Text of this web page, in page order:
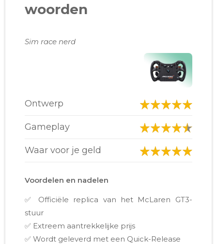
woorden
Sim race nerd
Ontwerp
Gameplay
Waar voor je geld
Voordelen en nadelen
✅ Officiële replica van het McLaren GT3-
stuur
✅ Extreem aantrekkelijke prijs
✅ Wordt geleverd met een Quick-Release